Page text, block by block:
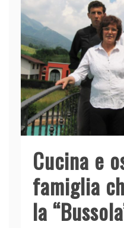
Cucina e
famiglia
la